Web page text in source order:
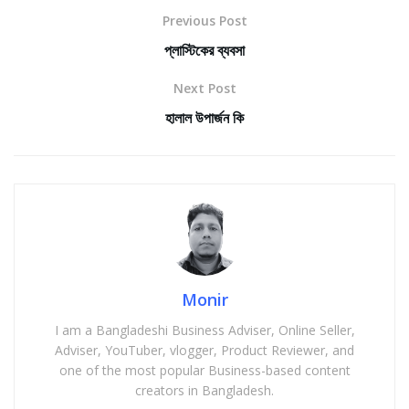
Previous Post
প্লাস্টিকের ব্যবসা
Next Post
হালাল উপার্জন কি
Monir
I am a Bangladeshi Business Adviser, Online Seller,
Adviser, YouTuber, vlogger, Product Reviewer, and
one of the most popular Business-based content
creators in Bangladesh.